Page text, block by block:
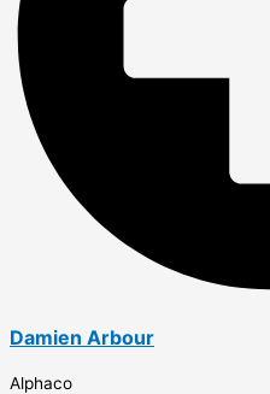
Damien Arbour
Alphaco